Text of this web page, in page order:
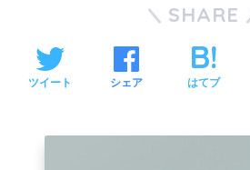
SHARE
ツイート シェア はてブ